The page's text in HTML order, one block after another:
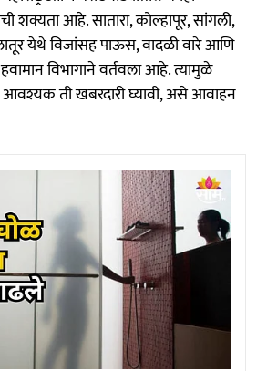
शक्यता आहे. सातारा, कोल्हापूर, सांगली,
येथे विजांसह पाऊस, वादळी वारे आणि
विभागाने वर्तवला आहे. त्यामुळे
ती खबरदारी घ्यावी, असे आवाहन